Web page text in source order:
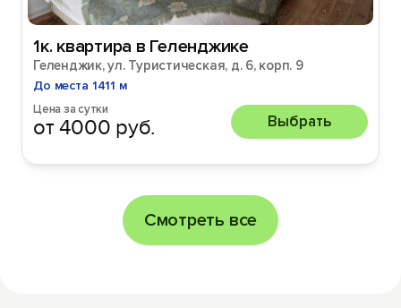
1к. квартира в Геленджике
Геленджик, ул. Туристическая, д. 6, корп. 9
До места 1411 м
Цена за сутки
от 4000 руб. Выбрать
Смотреть все